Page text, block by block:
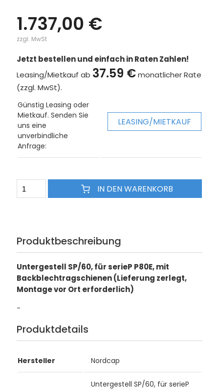
1.737,00 €
zzgl. MwSt
Jetzt bestellen und einfach in Raten Zahlen!
Leasing/Mietkauf ab 37.59 €monatlicher Rate
(zzgl. MwSt).
Günstig Leasing oder
Mietkauf. Senden Sie
uns eine
unverbindliche
Anfrage:
LEASING/MIETKAUF
IN DEN WARENKORB
Produktbeschreibung
Untergestell SP/60, für serieP P80E, mit
Backblechtragschienen (Lieferung zerlegt,
Montage vor Ort erforderlich)
-
Produktdetails
Hersteller Nordcap
Untergestell SP/60, für serieP